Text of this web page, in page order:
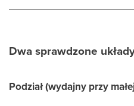
Dwa sprawdzone
Podział (wydajny przy